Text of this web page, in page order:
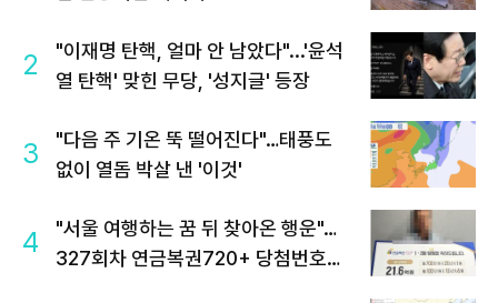
2
"이재명 탄핵, 얼마 안 남았다"...'윤석
열 탄핵' 맞힌 무당, '성지글' 등장
3
"다음 주 기온 뚝 떨어진다"…태풍도
없이 열돔 박살 낸 '이것'
4
"서울 여행하는 꿈 뒤 찾아온 행운"…
327회차 연금복권720+ 당첨번호조